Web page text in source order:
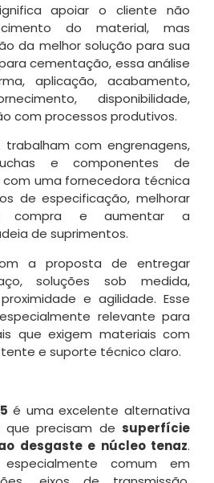
apoiar o cliente não
do material, mas
da melhor solução para sua
cementação, essa análise
aplicação, acabamento,
disponibilidade,
com processos produtivos.
trabalham com engrenagens,
e componentes de
uma fornecedora técnica
de especificação, melhorar
compra e aumentar a
de suprimentos.
a proposta de entregar
soluções sob medida,
e agilidade. Esse
relevante para
que exigem materiais com
e suporte técnico claro.
é uma excelente alternativa
que precisam de superfície
desgaste e núcleo tenaz.
comum em